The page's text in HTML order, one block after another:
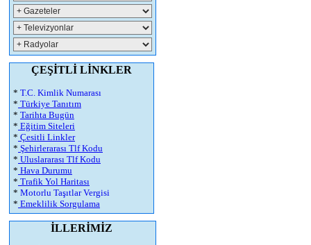
ÇEŞİTLİ LİNKLER
* T.C. Kimlik Numarası
* Türkiye Tanıtım
* Tarihta Bugün
* Eğitim Siteleri
* Çesitli Linkler
* Şehirlerarası Tlf Kodu
* Uluslararası Tlf Kodu
* Hava Durumu
* Trafik Yol Haritası
* Motorlu Taşıtlar Vergisi
* Emeklilik Sorgulama
İLLERİMİZ